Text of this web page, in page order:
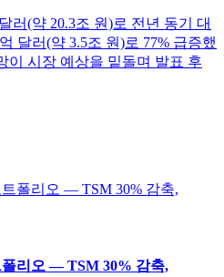
러(약 20.3조 원)로 전년 동기 대
달러(약 3.5조 원)로 77% 급증했
이 시장 예상을 밑돌며 발표 후
폴리오 — TSM 30% 감축,